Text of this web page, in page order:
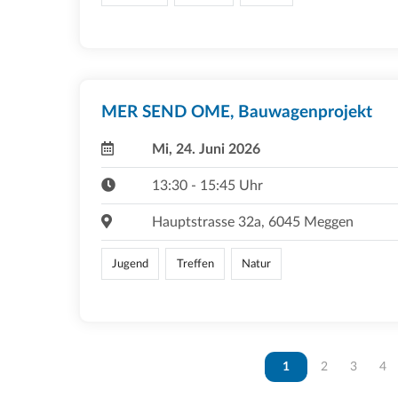
MER SEND OME, Bauwagenprojekt
Mi, 24. Juni 2026
13:30 - 15:45 Uhr
Hauptstrasse 32a, 6045 Meggen
Jugend Treffen Natur
Vous êtes sur la page
1 Vous êtes sur
2 Vous
3 4